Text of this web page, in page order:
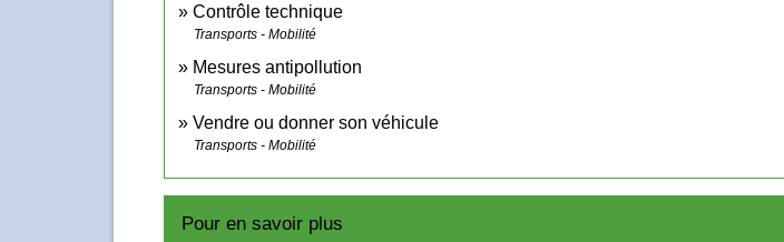
Contrôle technique
Transports - Mobilité
Mesures antipollution
Transports - Mobilité
Vendre ou donner son véhicule
Transports - Mobilité
Pour en savoir plus